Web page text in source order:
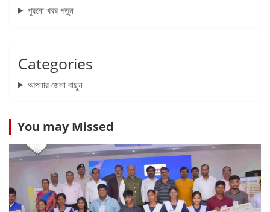
পুরনো খবর পড়ুন
Categories
আপনার জেলা বাছুন
You may Missed